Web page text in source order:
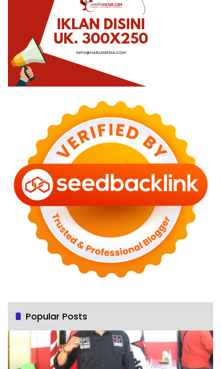
Popular Posts